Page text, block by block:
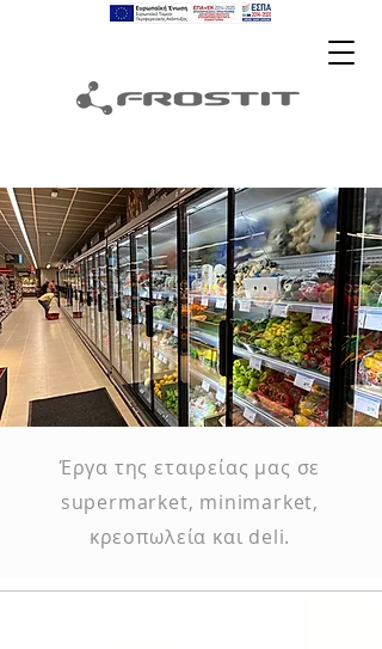
Έργα της εταιρείας μας σε
supermarket, minimarket,
κρεοπωλεία και deli.